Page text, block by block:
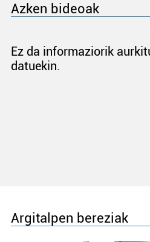
Azken bideoak
Ez da informaziorik
datuekin.
Argitalpen bereziak